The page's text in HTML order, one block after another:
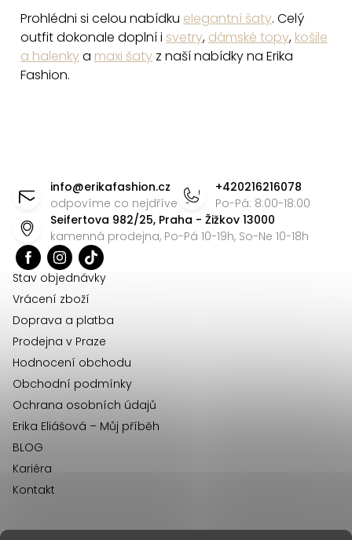
Prohlédni si celou nabídku elegantní šaty. Celý
outfit dokonale doplní i svetry, dámské topy, košile
a halenkya maxi šaty z naší nabídky na Erika
Fashion.
info@erikafashion.cz
odpovíme co nejdříve
+420216216078
Po-Pá: 8:00-18:00
Seifertova 982/25, Praha - Žižkov 13000
kamenná prodejna, Po-Pá 10-19h, So-Ne 10-18h
Stav objednávky
Vrácení zboží
Doprava a platba
Prodejna v Praze
Hodnocení obchodu
Obchodní podmínky
Ochrana osobních údajů
Erika Eliášová – Můj příběh
BLOG
Kariéra
Kontakt